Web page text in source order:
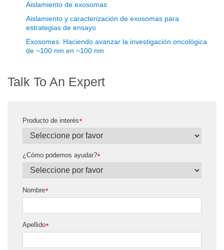
Aislamiento de exosomas
Aislamiento y caracterización de exosomas para
estrategias de ensayo
Exosomes: Haciendo avanzar la investigación oncológica
de ~100 nm en ~100 nm
Talk To An Expert
*
Producto de interés
*
¿Cómo podemos ayudar?
*
Nombre
*
Apellido